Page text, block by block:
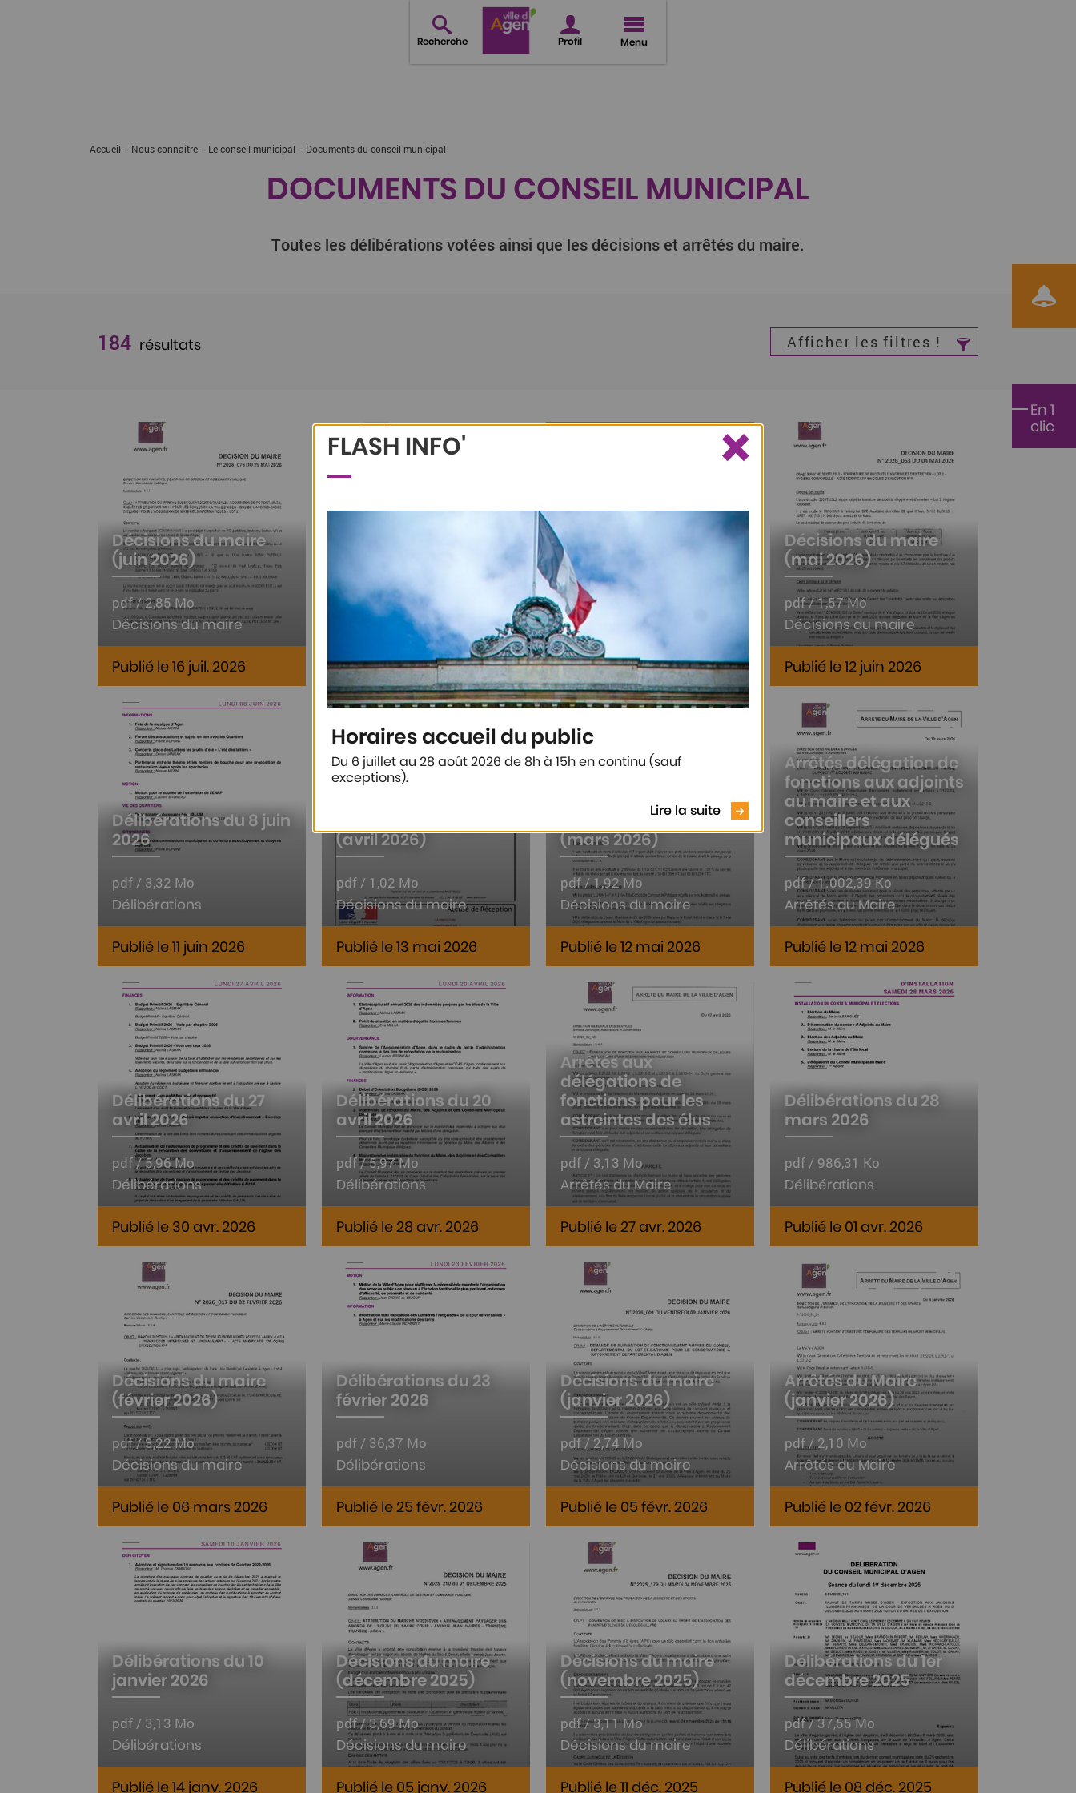
Recherche Profil Menu
En 1
clic
Voir le
Accueil Nous connaître Le conseil municipal Current:
Documents du conseil municipal
DOCUMENTS DU CONSEIL MUNICIPAL
Toutes les délibérations votées ainsi que les décisions et arrêtés du maire.
184 résultats Afficher les filtres !
Décisions du maire
(juin 2026)
pdf / 2,85 Mo
Publié le 16 juil. 2026
Décisions du maire
signature aux agents
Publié le 03 juil. 2026
Arrêtés du Maire
Délégations de signature
Ville (agents)
Délibérations du 29
juin 2026
pdf / 13,49 Mo
Publié le 02 juil. 2026
Délibérations
Décisions du maire
(mai 2026)
pdf / 1,57 Mo
Publié le 12 juin 2026
Décisions du maire
Délibérations du 8 juin
2026
pdf / 3,32 Mo
Publié le 11 juin 2026
Délibérations
(avril 2026)
pdf / 1,02 Mo
Publié le 13 mai 2026
Décisions du maire
Décisions du maire
(mars 2026)
pdf / 1,92 Mo
Publié le 12 mai 2026
Décisions du maire
Arrêtés délégation de
fonctions aux adjoints
au maire et aux
conseillers
municipaux délégués
pdf / 1.002,39 Ko
Publié le 12 mai 2026
Arrêtés du Maire
Délibérations du 27
avril 2026
pdf / 5,96 Mo
Publié le 30 avr. 2026
Délibérations
Délibérations du 20
avril 2026
pdf / 5,97 Mo
Publié le 28 avr. 2026
Délibérations
Arrêtés aux
délégations de
fonctions pour les
astreintes des élus
pdf / 3,13 Mo
Publié le 27 avr. 2026
Arrêtés du Maire
Délibérations du 28
mars 2026
pdf / 986,31 Ko
Publié le 01 avr. 2026
Délibérations
Décisions du maire
(février 2026)
pdf / 3,22 Mo
Publié le 06 mars 2026
Décisions du maire
Délibérations du 23
février 2026
pdf / 36,37 Mo
Publié le 25 févr. 2026
Délibérations
Décisions du maire
(janvier 2026)
pdf / 2,74 Mo
Publié le 05 févr. 2026
Décisions du maire
Arrêtés du Maire
(janvier 2026)
pdf / 2,10 Mo
Publié le 02 févr. 2026
Arrêtés du Maire
Délibérations du 10
janvier 2026
pdf / 3,13 Mo
Publié le 14 janv. 2026
Délibérations
Décisions du maire
(décembre 2025)
pdf / 3,69 Mo
Publié le 05 janv. 2026
Décisions du maire
Décisions du maire
(novembre 2025)
pdf / 3,11 Mo
Publié le 11 déc. 2025
Décisions du maire
Délibérations du 1er
décembre 2025
pdf / 37,55 Mo
Publié le 08 déc. 2025
Délibérations
×
FLASH INFO'
Horaires accueil du public
Du 6 juillet au 28 août 2026 de 8h à 15h en continu (sauf
exceptions).
Lire la suite